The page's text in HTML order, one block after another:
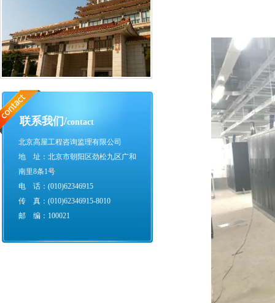
联系我们/contact
北京高屋工程咨询监理有限公司
地 址：北京市朝阳区劲松九区广和
南里8条1号
电 话：(010)62346915
传 真：(010)62346915-8010
邮 编：100021